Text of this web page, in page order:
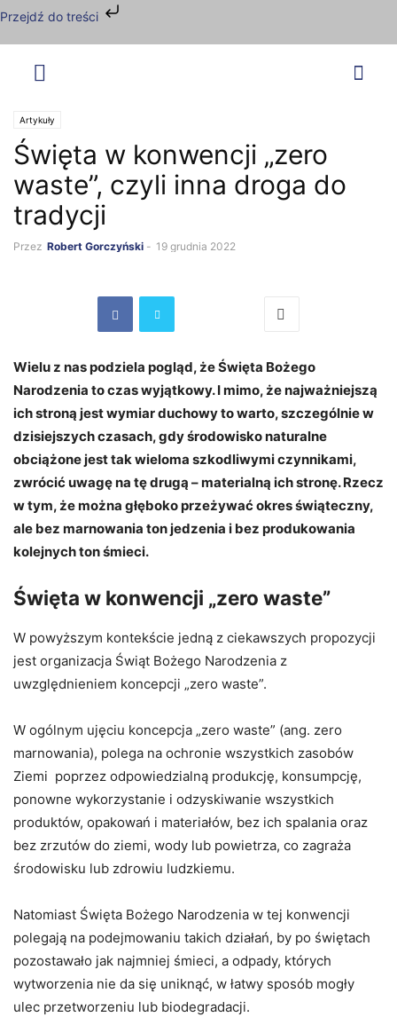
Przejdź do treści
Artykuły
Święta w konwencji „zero
waste”, czyli inna droga do
tradycji
Przez Robert Gorczyński - 19 grudnia 2022
Wielu z nas podziela pogląd, że Święta Bożego
Narodzenia to czas wyjątkowy. I mimo, że najważniejszą
ich stroną jest wymiar duchowy to warto, szczególnie w
dzisiejszych czasach, gdy środowisko naturalne
obciążone jest tak wieloma szkodliwymi czynnikami,
zwrócić uwagę na tę drugą – materialną ich stronę. Rzecz
w tym, że można głęboko przeżywać okres świąteczny,
ale bez marnowania ton jedzenia i bez produkowania
kolejnych ton śmieci.
Święta w konwencji „zero waste”
W powyższym kontekście jedną z ciekawszych propozycji
jest organizacja Świąt Bożego Narodzenia z
uwzględnieniem koncepcji „zero waste”.
W ogólnym ujęciu koncepcja „zero waste” (ang. zero
marnowania), polega na ochronie wszystkich zasobów
Ziemi poprzez odpowiedzialną produkcję, konsumpcję,
ponowne wykorzystanie i odzyskiwanie wszystkich
produktów, opakowań i materiałów, bez ich spalania oraz
bez zrzutów do ziemi, wody lub powietrza, co zagraża
środowisku lub zdrowiu ludzkiemu.
Natomiast Święta Bożego Narodzenia w tej konwencji
polegają na podejmowaniu takich działań, by po świętach
pozostawało jak najmniej śmieci, a odpady, których
wytworzenia nie da się uniknąć, w łatwy sposób mogły
ulec przetworzeniu lub biodegradacji.